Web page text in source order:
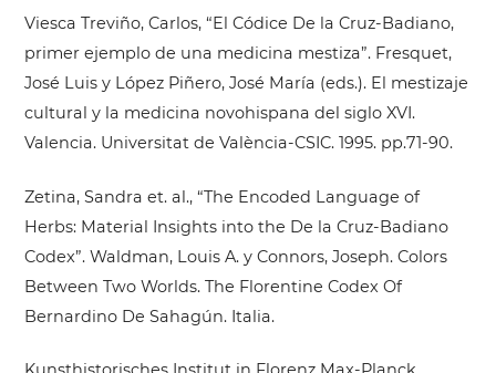
Viesca Treviño, Carlos, “El Códice De la Cruz-Badiano,
primer ejemplo de una medicina mestiza”. Fresquet,
José Luis y López Piñero, José María (eds.). El mestizaje
cultural y la medicina novohispana del siglo XVI.
Valencia. Universitat de València-CSIC. 1995. pp.71-90.
Zetina, Sandra et. al., “The Encoded Language of
Herbs: Material Insights into the De la Cruz-Badiano
Codex”. Waldman, Louis A. y Connors, Joseph. Colors
Between Two Worlds. The Florentine Codex Of
Bernardino De Sahagún. Italia.